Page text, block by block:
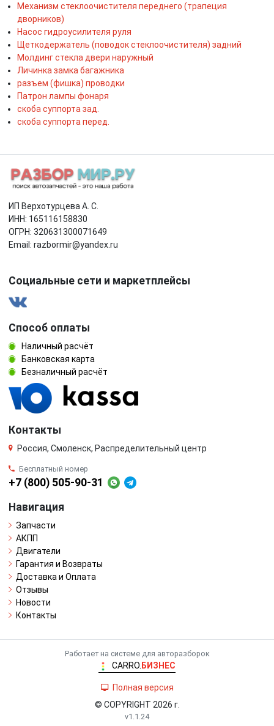
Механизм стеклоочистителя переднего (трапеция
дворников)
Насос гидроусилителя руля
Щеткодержатель (поводок стеклоочистителя) задний
Молдинг стекла двери наружный
Личинка замка багажника
разъем (фишка) проводки
Патрон лампы фонаря
скоба суппорта зад.
скоба суппорта перед.
ИП Верхотурцева А. С.
ИНН: 165116158830
ОГРН: 320631300071649
Email: razbormir@yandex.ru
Социальные сети и маркетплейсы
Способ оплаты
Наличный расчёт
Банковская карта
Безналичный расчёт
Контакты
Россия, Смоленск, Распределительный центр
Бесплатный номер
+7 (800) 505-90-31
Навигация
Запчасти
АКПП
Двигатели
Гарантия и Возвраты
Доставка и Оплата
Отзывы
Новости
Контакты
Работает на системе для авторазборок
CARRO. БИЗНЕС
Полная версия
© COPYRIGHT 2026 г.
v1.1.24